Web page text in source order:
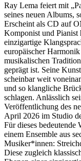
Ray Lema feiert mit
seines neuen Albums,
Erscheint als CD auf
Komponist und Pianist
einzigartige
europäischer
musikalischen
geprägt ist. Seine
scheinbar weit
und so klangliche
schlagen. Anlässlich
Veröffentlichung des
April 2026 im Studio
Für dieses
einem Ensemble aus
Musiker*innen:
Diese zugleich